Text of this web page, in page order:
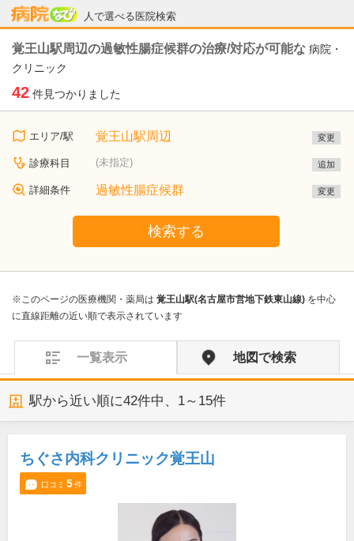
人で選べる医院検索
病院なび
覚王山駅周辺の過敏性腸症候群の治療/対応が可能な 病院・
クリニック
42 件見つかりました
エリア/駅 覚王山駅周辺 変更
診療科目 (未指定) 追加
詳細条件 過敏性腸症候群 変更
検索する
※このページの医療機関・薬局は 覚王山駅(名古屋市営地下鉄東山線) を中心
に直線距離の近い順で表示されています
一覧表示 地図で検索
駅から近い順に42件中、 1～15件
ちぐさ内科クリニック覚王山
口コミ 5件